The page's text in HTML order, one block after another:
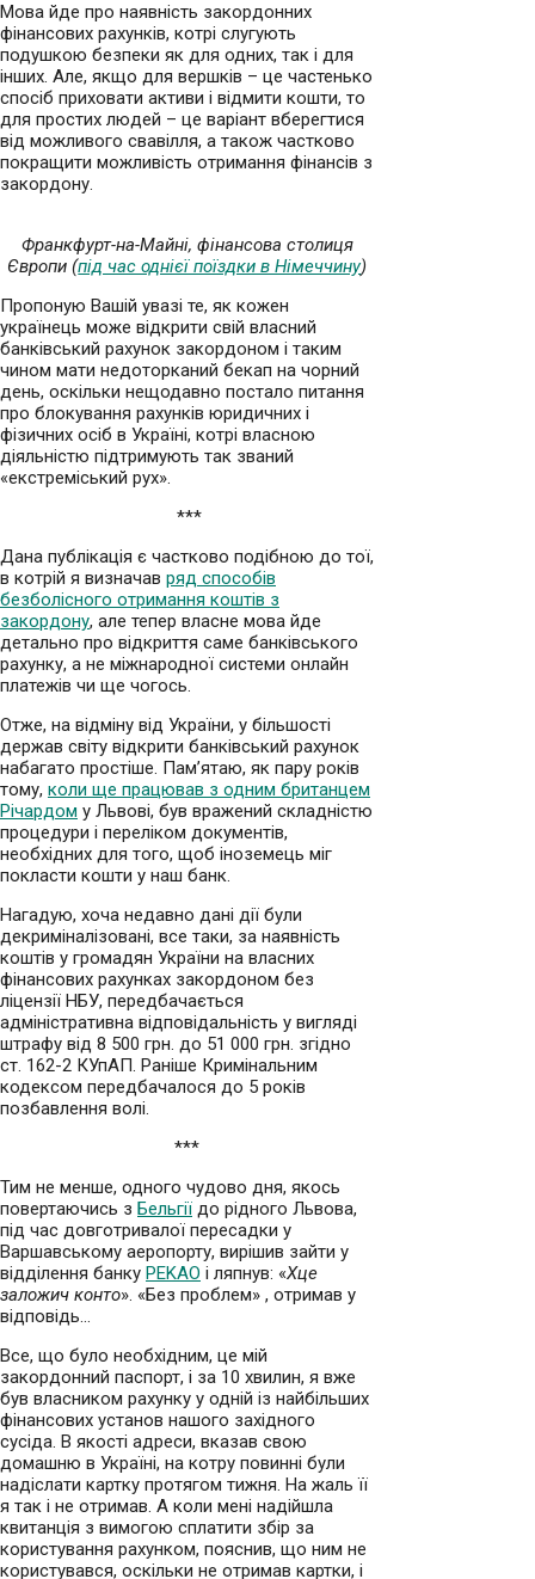
Мова йде про наявність закордонних
фінансових рахунків, котрі слугують
подушкою безпеки як для одних, так і для
інших. Але, якщо для вершків – це частенько
спосіб приховати активи і відмити кошти, то
для простих людей – це варіант вберегтися
від можливого свавілля, а також частково
покращити можливість отримання фінансів з
закордону.
Франкфурт-на-Майні, фінансова столиця
Європи (під час однієї поїздки в Німеччину)
Пропоную Вашій увазі те, як кожен
українець може відкрити свій власний
банківський рахунок закордоном і таким
чином мати недоторканий бекап на чорний
день, оскільки нещодавно постало питання
про блокування рахунків юридичних і
фізичних осіб в Україні, котрі власною
діяльністю підтримують так званий
«екстреміський рух».
***
Дана публікація є частково подібною до тої,
в котрій я визначав ряд способів
безболісного отримання коштів з
закордону, але тепер власне мова йде
детально про відкриття саме банківського
рахунку, а не міжнародної системи онлайн
платежів чи ще чогось.
Отже, на відміну від України, у більшості
держав світу відкрити банківський рахунок
набагато простіше. Пам’ятаю, як пару років
тому, коли ще працював з одним британцем
Річардом у Львові, був вражений складністю
процедури і переліком документів,
необхідних для того, щоб іноземець міг
покласти кошти у наш банк.
Нагадую, хоча недавно дані дії були
декриміналізовані, все таки, за наявність
коштів у громадян України на власних
фінансових рахунках закордоном без
ліцензії НБУ, передбачається
адміністративна відповідальність у вигляді
штрафу від 8 500 грн. до 51 000 грн. згідно
ст. 162-2 КУпАП. Раніше Кримінальним
кодексом передбачалося до 5 років
позбавлення волі.
***
Тим не менше, одного чудово дня, якось
повертаючись з Бельгії до рідного Львова,
під час довготривалої пересадки у
Варшавському аеропорту, вирішив зайти у
відділення банку PEKAO і ляпнув: «Хце
заложич конто». «Без проблем» , отримав у
відповідь…
Все, що було необхідним, це мій
закордонний паспорт, і за 10 хвилин, я вже
був власником рахунку у одній із найбільших
фінансових установ нашого західного
сусіда. В якості адреси, вказав свою
домашню в Україні, на котру повинні були
надіслати картку протягом тижня. На жаль її
я так і не отримав. А коли мені надійшла
квитанція з вимогою сплатити збір за
користування рахунком, пояснив, що ним не
користувався, оскільки не отримав картки, і